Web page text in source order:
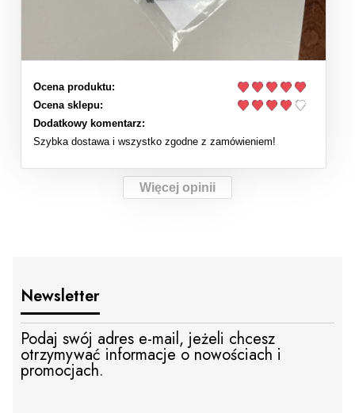
Ocena produktu:
Ocena sklepu:
Dodatkowy komentarz:
Szybka dostawa i wszystko zgodne z zamówieniem!
Więcej opinii
Newsletter
Podaj swój adres e-mail, jeżeli chcesz
otrzymywać informacje o nowościach i
promocjach.